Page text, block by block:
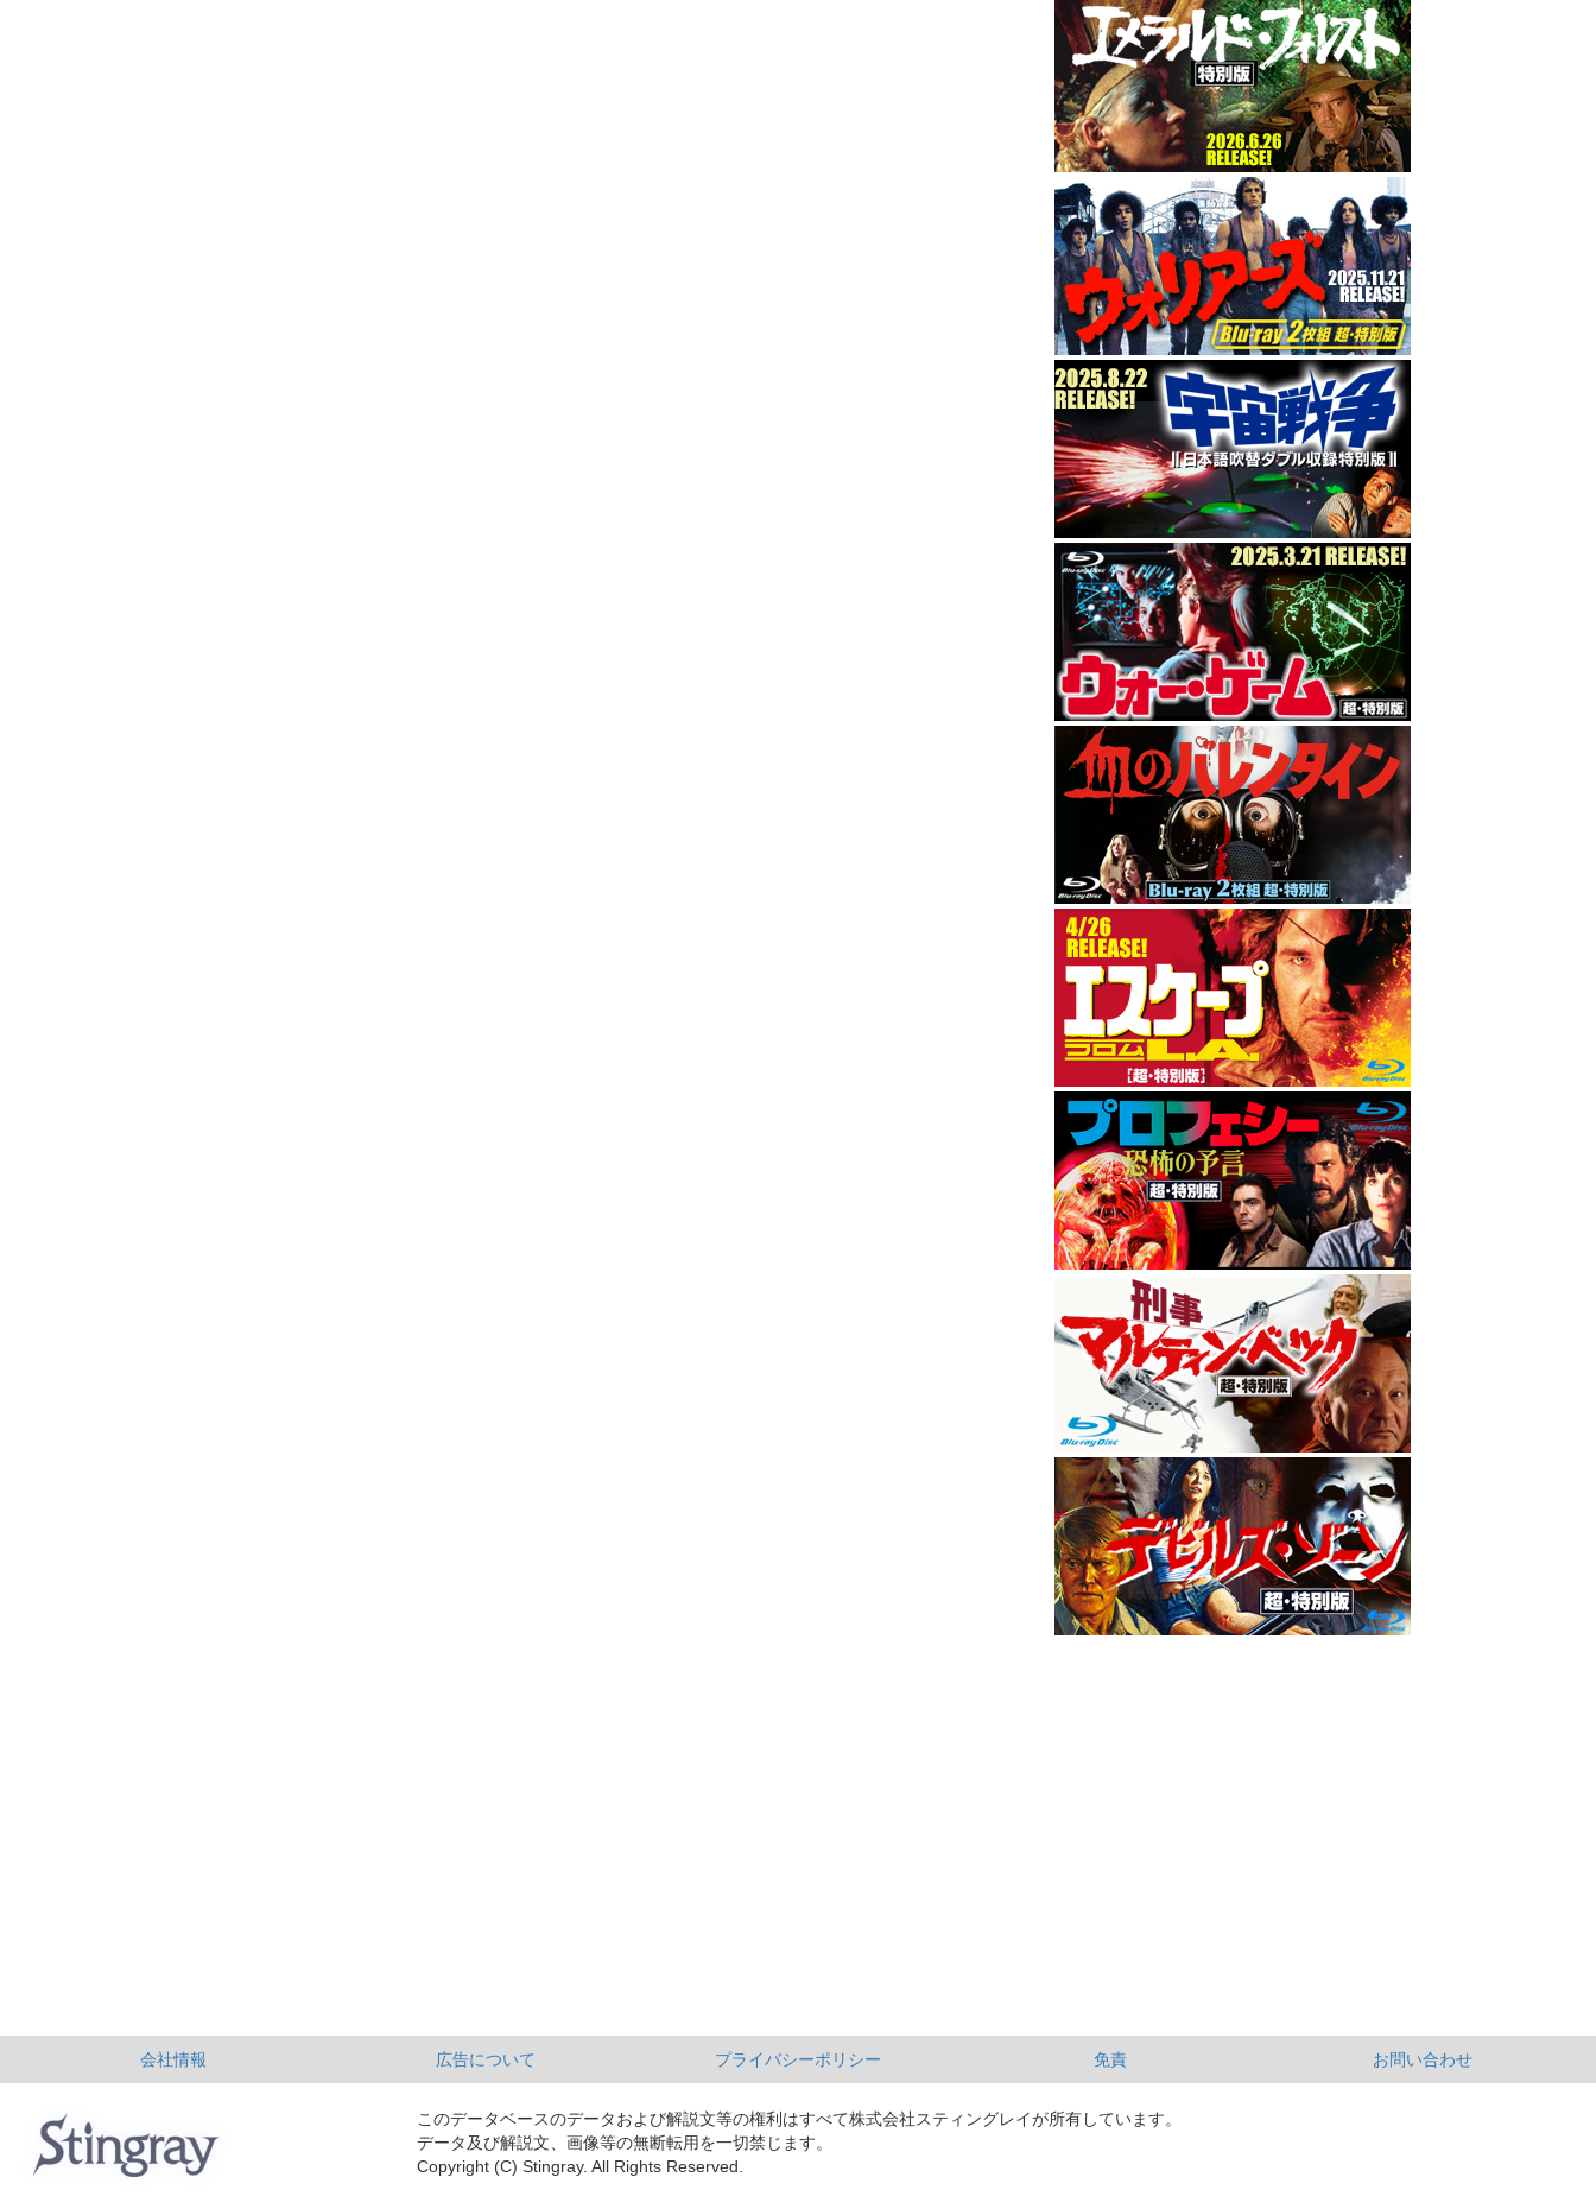
会社情報 広告について プライバシーポリシー 免責 お問い合わせ
このデータベースのデータおよび解説文等の権利はすべて株式会社スティングレイが所有しています。
データ及び解説文、画像等の無断転用を一切禁じます。
Copyright (C) Stingray. All Rights Reserved.